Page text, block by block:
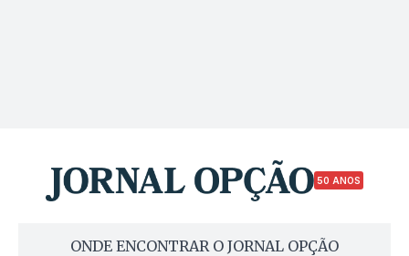
50 ANOS
ONDE ENCONTRAR O JORNAL OPÇÃO